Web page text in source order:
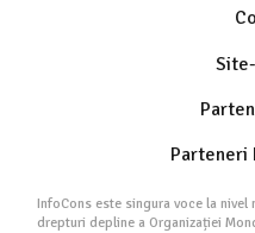
Parteneri
InfoCons este singura voce la
drepturi depline a Organizației